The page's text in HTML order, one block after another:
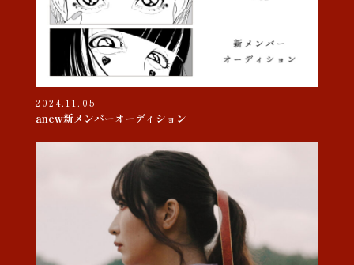
2024.11.05
anew新メンバーオーディション